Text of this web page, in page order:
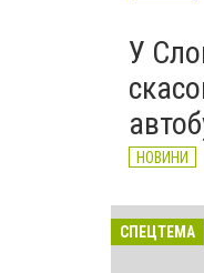
У
НОВИНИ
СПЕЦТЕМА